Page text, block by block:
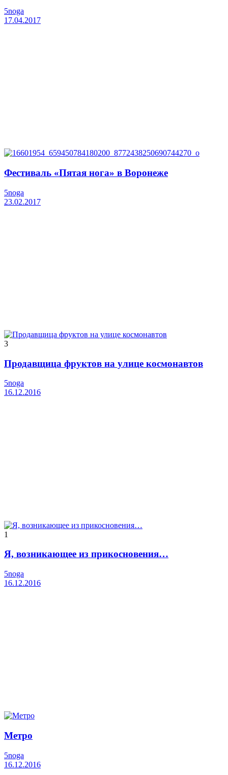
5noga
17.04.2017
Фестиваль «Пятая нога» в Воронеже
5noga
23.02.2017
3
Продавщица фруктов на улице космонавтов
5noga
16.12.2016
1
Я, возникающее из прикосновения…
5noga
16.12.2016
Метро
5noga
16.12.2016